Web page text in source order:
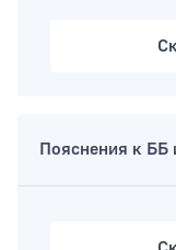
Пояснения к ББ